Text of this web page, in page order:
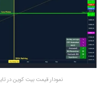
نمودار قیمت بیت کوین در تایم فریم ۳